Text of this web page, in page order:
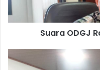
Suara ODGJ
Stunting,